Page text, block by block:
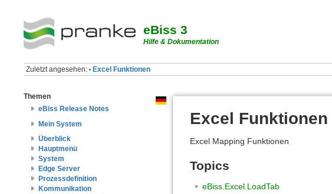
eBiss 3
Hilfe & Dokumentation
Zuletzt angesehen: • Excel Funktionen
Themen
eBiss Release Notes
Mein System
Überblick
Hauptmenü
System
Edge Server
Prozessdefinition
Kommunikation
Excel Funktionen
Excel Mapping Funktionen
Topics
eBiss.Excel.LoadTab